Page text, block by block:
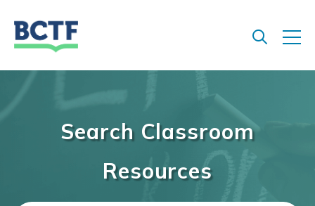
Search Classroom
Resources